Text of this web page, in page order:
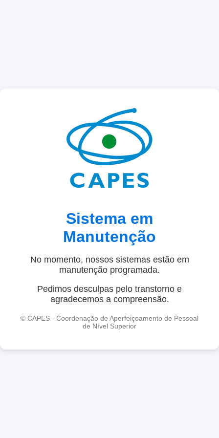
Sistema em
Manutenção
No momento, nossos sistemas estão em
manutenção programada.
Pedimos desculpas pelo transtorno e
agradecemos a compreensão.
© CAPES - Coordenação de Aperfeiçoamento de Pessoal
de Nível Superior